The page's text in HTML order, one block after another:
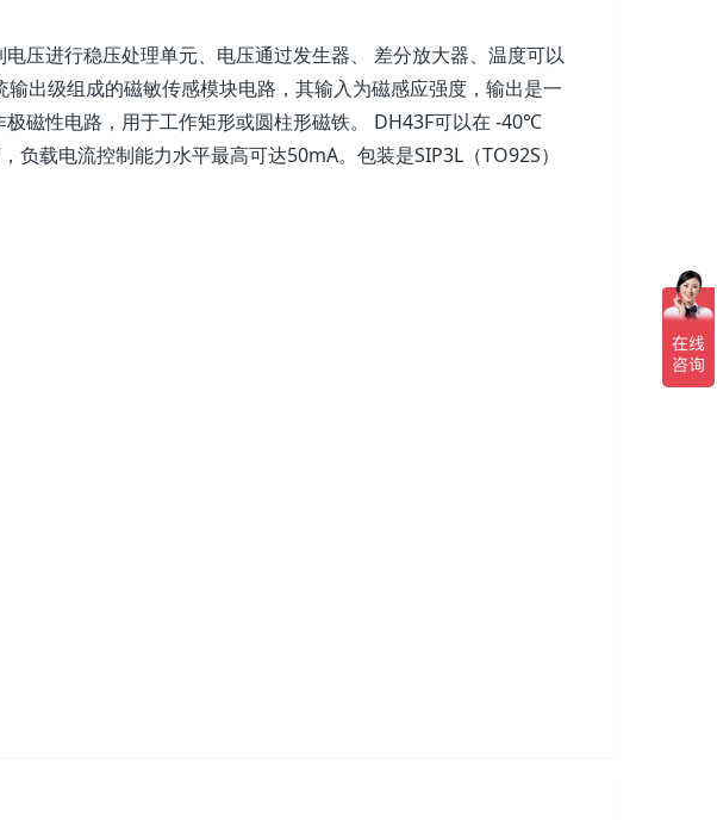
压进行稳压处理单元、电压通过发生器、 差分放大器、温度可以
出级组成的磁敏传感模块电路，其输入为磁感应强度，输出是一
磁性电路，用于工作矩形或圆柱形磁铁。 DH43F可以在 -40℃
载电流控制能力水平最高可达50mA。包装是SIP3L（TO92S）